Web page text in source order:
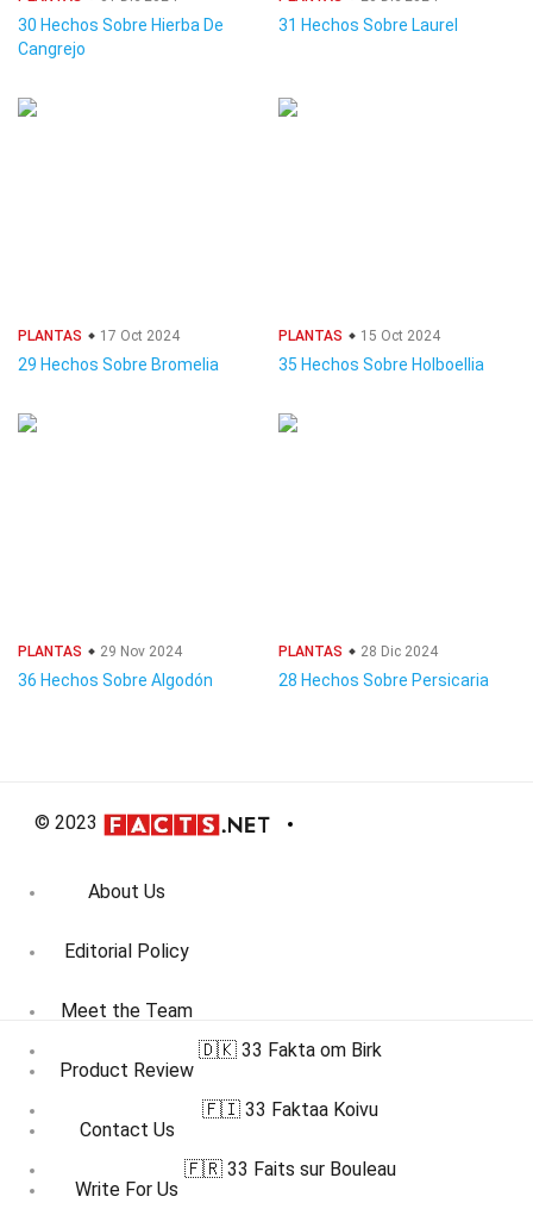
30 Hechos Sobre Hierba De
Cangrejo
31 Hechos Sobre Laurel
PLANTAS 17 Oct 2024
29 Hechos Sobre Bromelia
PLANTAS 15 Oct 2024
35 Hechos Sobre Holboellia
PLANTAS 29 Nov 2024
36 Hechos Sobre Algodón
PLANTAS 28 Dic 2024
28 Hechos Sobre Persicaria
© 2023
About Us
Editorial Policy
Meet the Team
Product Review
Contact Us
Write For Us
🇩🇰 33 Fakta om Birk
🇫🇮 33 Faktaa Koivu
🇫🇷 33 Faits sur Bouleau